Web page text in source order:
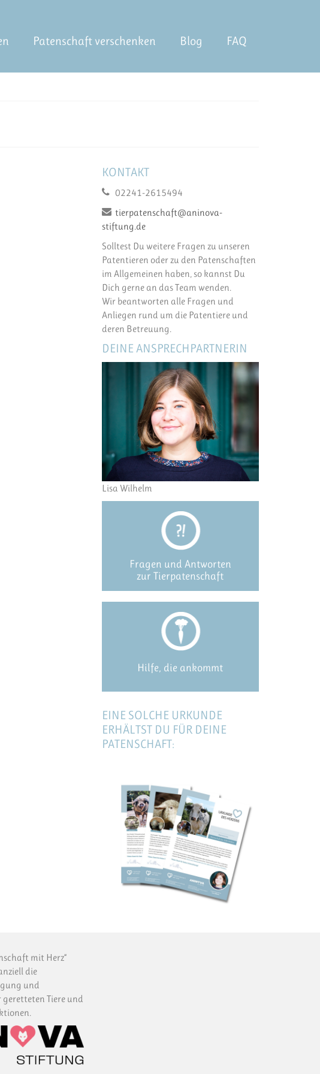
Patenschaft verschenken Blog FAQ
KONTAKT
02241-2615494
tierpatenschaft@aninova-
stiftung.de
Solltest Du weitere Fragen zu unseren
Patentieren oder zu den Patenschaften
im Allgemeinen haben, so kannst Du
Dich gerne an das Team wenden.
Wir beantworten alle Fragen und
Anliegen rund um die Patentiere und
deren Betreuung.
DEINE ANSPRECHPARTNERIN
Lisa Wilhelm
Fragen und Antworten
zur Tierpatenschaft
Hilfe, die ankommt
EINE SOLCHE URKUNDE
ERHÄLTST DU FÜR DEINE
PATENSCHAFT:
mit Herz“
die
und
Tiere und